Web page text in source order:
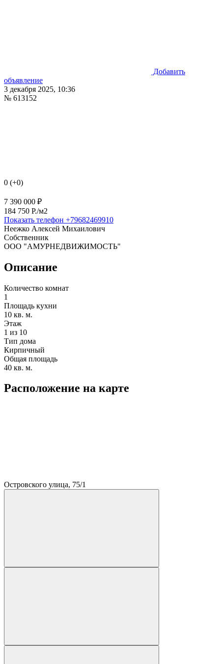
Добавить
объявление
3 декабря 2025, 10:36
№ 613152
0 (+0)
7 390 000 ₽
184 750 P./м2
Показать телефон +79682469910
Неежко Алексей Михаилович
Собственник
ООО "АМУРНЕДВИЖИМОСТЬ"
Описание
Количество комнат
1
Площадь кухни
10 кв. м.
Этаж
1 из 10
Тип дома
Кирпичный
Общая площадь
40 кв. м.
Расположение на карте
Островского улица, 75/1